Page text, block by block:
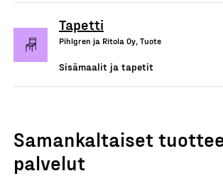
Tapetti
Pihlgren ja Ritola Oy, Tuote
Sisämaalit ja tapetit
Samankaltaiset
palvelut